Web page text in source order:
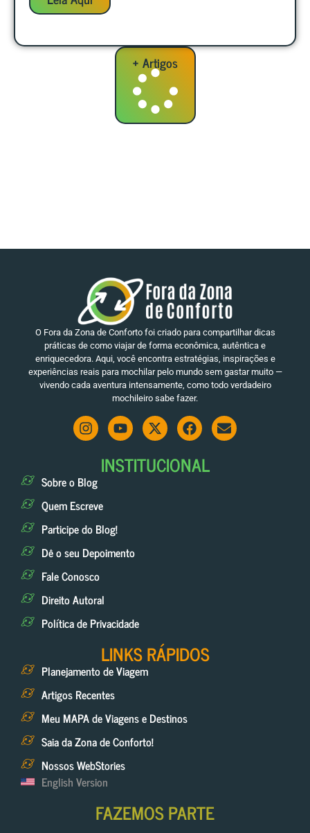
+ Artigos
O Fora da Zona de Conforto foi criado para compartilhar dicas
práticas de como viajar de forma econômica, autêntica e
enriquecedora. Aqui, você encontra estratégias, inspirações e
experiências reais para mochilar pelo mundo sem gastar muito —
vivendo cada aventura intensamente, como todo verdadeiro
mochileiro sabe fazer.
INSTITUCIONAL
Sobre o Blog
Quem Escreve
Participe do Blog!
Dê o seu Depoimento
Fale Conosco
Direito Autoral
Política de Privacidade
LINKS RÁPIDOS
Planejamento de Viagem
Artigos Recentes
Meu MAPA de Viagens e Destinos
Saia da Zona de Conforto!
Nossos WebStories
English Version
FAZEMOS PARTE